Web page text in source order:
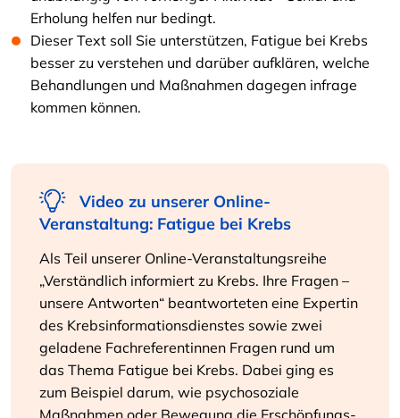
Erholung helfen nur bedingt.
Dieser Text soll Sie unterstützen, Fatigue bei Krebs
besser zu verstehen und darüber aufklären, welche
Behandlungen und Maßnahmen dagegen infrage
kommen können.
Video zu unserer Online-
Veranstaltung: Fatigue bei Krebs
Als Teil unserer Online-Veranstaltungsreihe
„Verständlich informiert zu Krebs. Ihre Fragen –
unsere Antworten“ beantworteten eine Expertin
des Krebsinformationsdienstes sowie zwei
geladene Fachreferentinnen Fragen rund um
das Thema Fatigue bei Krebs. Dabei ging es
zum Beispiel darum, wie psychosoziale
Maßnahmen oder Bewegung die Erschöpfungs-